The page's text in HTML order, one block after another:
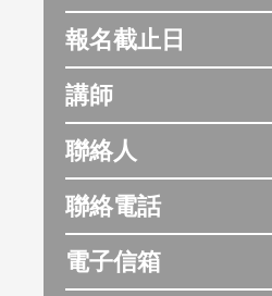
報名截止日
講師
聯絡人
聯絡電話
電子信箱